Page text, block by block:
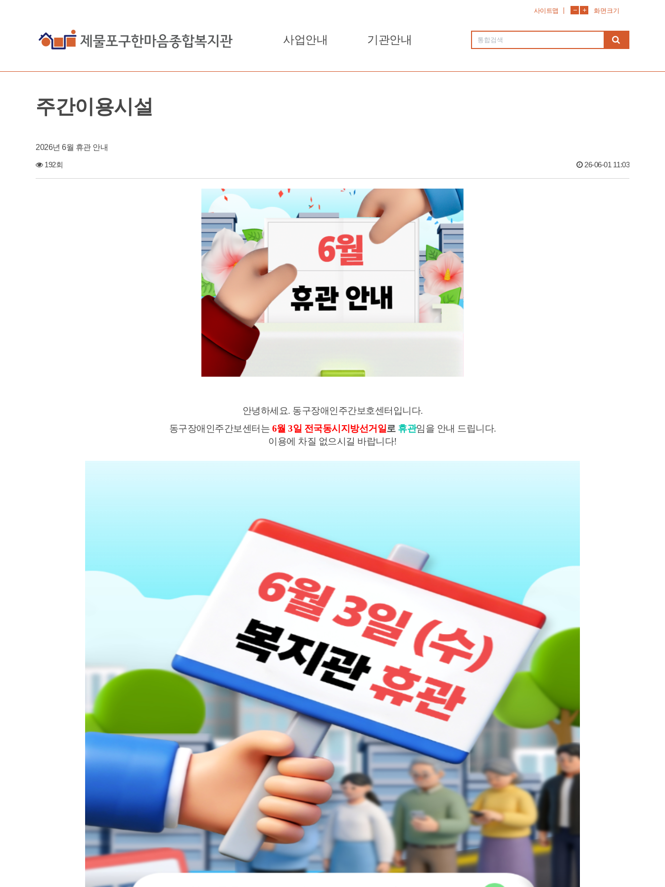
사이트맵 화면크기
사업안내 기관안내
주간이용시설
2026년 6월 휴관 안내
192회 26-06-01 11:03
안녕하세요. 동구장애인주간보호센터입니다.
동구장애인주간보센터는 6월 3일 전국동시지방선거일로 휴관임을 안내 드립니다.
이용에 차질 없으시길 바랍니다!